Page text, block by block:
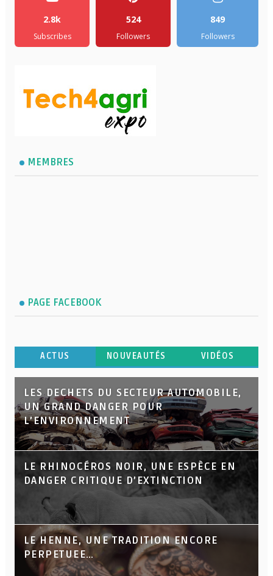
2.8k
Subscribes
524
Followers
849
Followers
MEMBRES
PAGE FACEBOOK
ACTUS NOUVEAUTÉS VIDÉOS
LES DECHETS DU SECTEUR AUTOMOBILE,
UN GRAND DANGER POUR
L’ENVIRONNEMENT
LE RHINOCÉROS NOIR, UNE ESPÈCE EN
DANGER CRITIQUE D’EXTINCTION
LE HENNE, UNE TRADITION ENCORE
PERPETUEE…